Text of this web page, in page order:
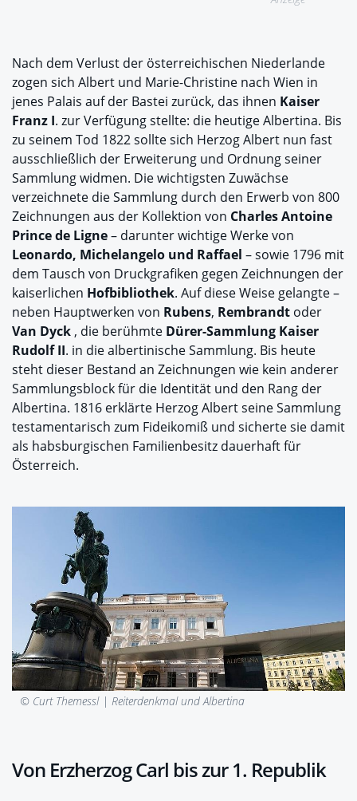
Nach dem Verlust der österreichischen Niederlande
zogen sich Albert und Marie-Christine nach Wien in
jenes Palais auf der Bastei zurück, das ihnen Kaiser
Franz I. zur Verfügung stellte: die heutige Albertina. Bis
zu seinem Tod 1822 sollte sich Herzog Albert nun fast
ausschließlich der Erweiterung und Ordnung seiner
Sammlung widmen. Die wichtigsten Zuwächse
verzeichnete die Sammlung durch den Erwerb von 800
Zeichnungen aus der Kollektion von Charles Antoine
Prince de Ligne– darunter wichtige Werke von
Leonardo, Michelangelo und Raffael – sowie 1796 mit
dem Tausch von Druckgrafiken gegen Zeichnungen der
kaiserlichen Hofbibliothek. Auf diese Weise gelangte –
neben Hauptwerken von Rubens, Rembrandt oder
Van Dyck , die berühmte Dürer-Sammlung Kaiser
Rudolf II. in die albertinische Sammlung. Bis heute
steht dieser Bestand an Zeichnungen wie kein anderer
Sammlungsblock für die Identität und den Rang der
Albertina. 1816 erklärte Herzog Albert seine Sammlung
testamentarisch zum Fideikomiß und sicherte sie damit
als habsburgischen Familienbesitz dauerhaft für
Österreich.
© Curt Themessl | Reiterdenkmal und Albertina
Von Erzherzog Carl bis zur 1. Republik